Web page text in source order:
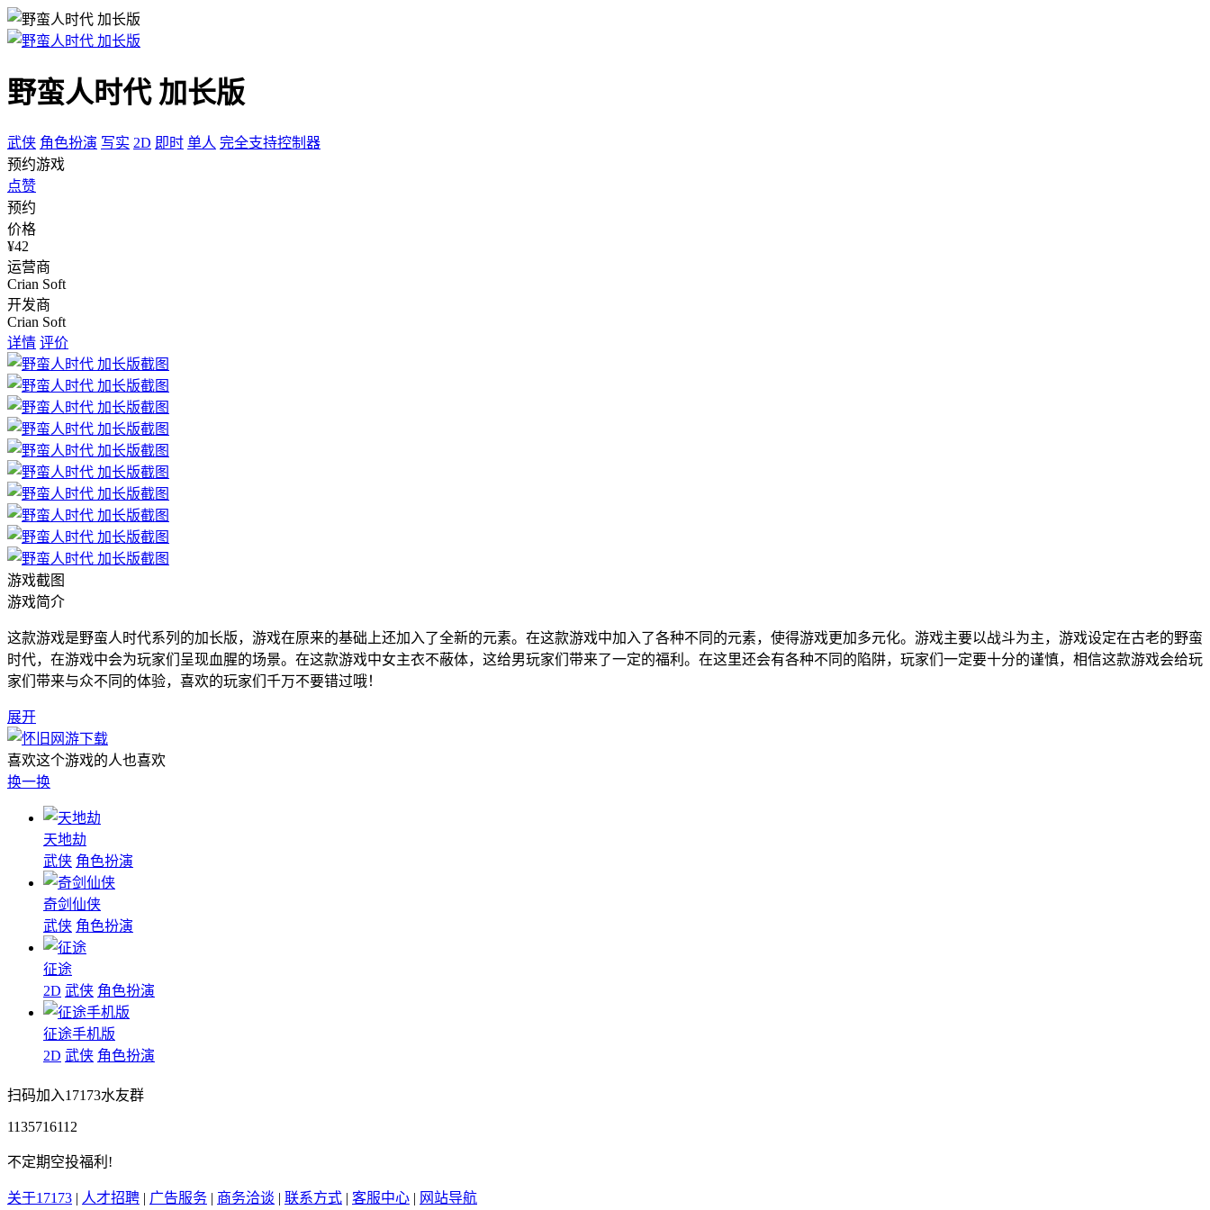
野蛮人时代 加长版
武侠 角色扮演 写实 2D 即时 单人 完全支持控制器
预约游戏
点赞
预约
价格
¥42
运营商
Crian Soft
开发商
Crian Soft
详情 评价
游戏截图
游戏简介
这款游戏是野蛮人时代系列的加长版，游戏在原来的基础上还加入了全新的元素。在这款游戏中加入了各种不同的元素，使得游戏更加多元化。游戏主要以战斗为主，游戏设定在古老的野蛮
时代，在游戏中会为玩家们呈现血腥的场景。在这款游戏中女主衣不蔽体，这给男玩家们带来了一定的福利。在这里还会有各种不同的陷阱，玩家们一定要十分的谨慎，相信这款游戏会给玩
家们带来与众不同的体验，喜欢的玩家们千万不要错过哦！
展开
喜欢这个游戏的人也喜欢
换一换
天地劫
武侠 角色扮演
奇剑仙侠
武侠 角色扮演
征途
2D 武侠 角色扮演
征途手机版
2D 武侠 角色扮演
扫码加入17173水友群
1135716112
不定期空投福利!
关于17173 | 人才招聘 | 广告服务 | 商务洽谈 | 联系方式 | 客服中心 | 网站导航